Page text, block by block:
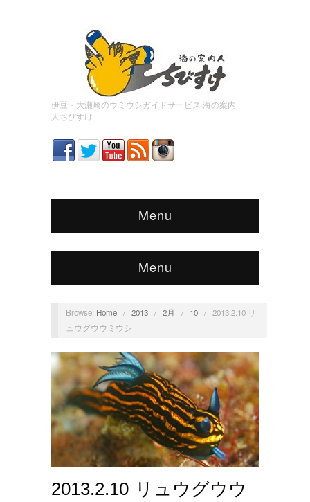
伊豆・大瀬崎のウミウシガイドサービス 海の案内
人ちびすけ
Menu
Menu
Browse: Home / 2013 / 2月 / 10 /
2013.2.10 リ
ュウグウウミウシ
2013.2.10 リュウグウウ